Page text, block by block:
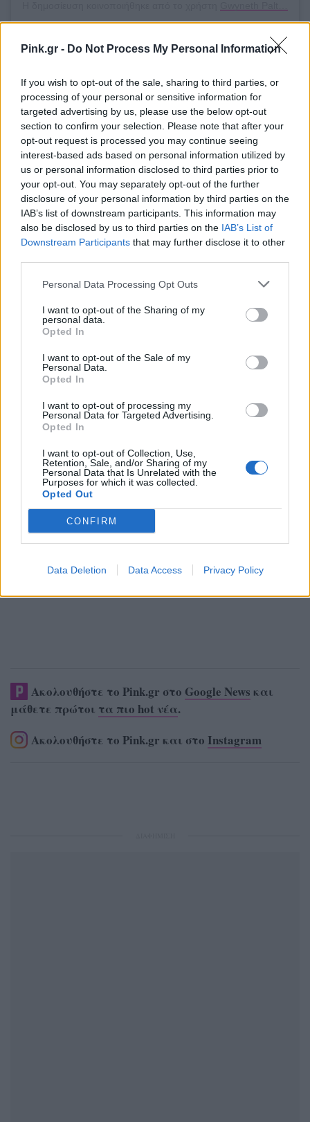
Pink.gr - Do Not Process My Personal Information
If you wish to opt-out of the sale, sharing to third parties, or
processing of your personal or sensitive information for
targeted advertising by us, please use the below opt-out
section to confirm your selection. Please note that after your
opt-out request is processed you may continue seeing
interest-based ads based on personal information utilized by
us or personal information disclosed to third parties prior to
your opt-out. You may separately opt-out of the further
disclosure of your personal information by third parties on the
IAB’s list of downstream participants. This information may
also be disclosed by us to third parties on the IAB’s List of
Downstream Participants that may further disclose it to other
Personal Data Processing Opt Outs
I want to opt-out of the Sharing of my
personal data.
Opted In
I want to opt-out of the Sale of my
Personal Data.
Opted In
I want to opt-out of processing my
Personal Data for Targeted Advertising.
Opted In
I want to opt-out of Collection, Use,
Retention, Sale, and/or Sharing of my
Personal Data that Is Unrelated with the
Purposes for which it was collected.
Opted Out
CONFIRM
Data Deletion Data Access Privacy Policy
The Avengers, Spider-Man: Homecoming, Avengers:
Infinity War και Avengers: Endgame. Μεταξύ άλλων,
η ηθοποιός ανέφερε ότι πήρε μια συνειδητή
απόφαση να αποχωρήσει από το Χόλιγουντ όταν η
βιομηχανία άρχισε να εστιάζει περισσότερο σε
ταινίες μπλοκμπαστερ. «Πιστεύω ότι οι ταινίες
και η βιομηχανία έχουν αλλάξει τόσο πολύ τα
τελευταία 20 χρόνια και καμία από αυτές στις
οποίες συμμετείχα και με έκαναν γνωστή, δεν θα
γυρίζονταν σήμερα».
ΔΙΑΦΗΜΙΣΗ
Ακολουθήστε το Pink.gr στο Google News και
μάθετε πρώτοι τα πιο hot νέα.
Ακολουθήστε το Pink.gr και στο Instagram